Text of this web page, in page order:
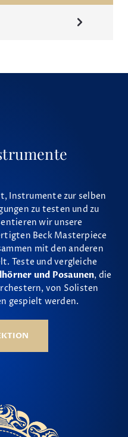
Instrumente zur selben
zu testen und zu
wir unsere
Beck Masterpiece
mit den anderen
Teste und vergleiche
und Posaunen, die
von Solisten
gespielt werden.